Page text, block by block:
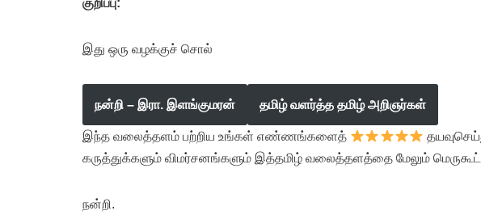
குறிப்பு:
இது ஒரு வழக்குச் சொல்
நன்றி – இரா. இளங்குமரன் தமிழ் வளர்த்த தமிழ் அறிஞர்கள்
இந்த வலைத்தளம் பற்றிய உங்கள் எண்ணங்களைத்
கருத்துக்களும் விமர்சனங்களும் இத்தமிழ் வலைத்தளத்தை மேலும்
நன்றி.